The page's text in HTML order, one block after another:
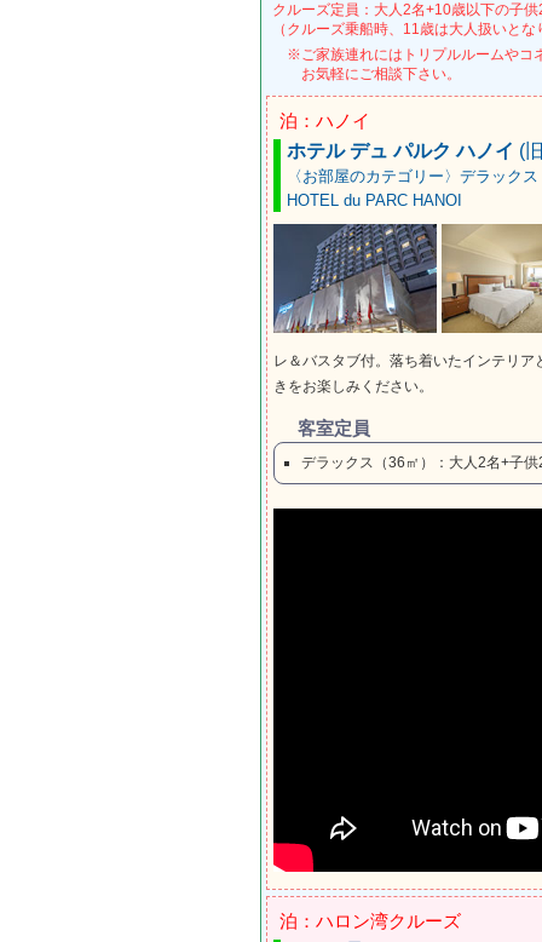
クルーズ定員：大人2名+10歳以下の子
（クルーズ乗船時、11歳は大人扱いとな
※ご家族連れにはトリプルルームやコ
お気軽にご相談下さい。
泊：ハノイ
ホテル デュ パルク ハノイ (
〈お部屋のカテゴリー〉デラックス
HOTEL du PARC HANOI
レ＆バスタブ付。落ち着いたインテリ
きをお楽しみください。
客室定員
デラックス（36㎡）：大人2名+子
泊：ハロン湾クルーズ